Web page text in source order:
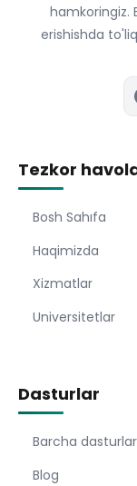
hamkoringiz.
erishishda
Tezkor
Bosh Sahıfa
Haqimizda
Xizmatlar
Universitetlar
Dasturlar
Barcha dasturlar
Blog